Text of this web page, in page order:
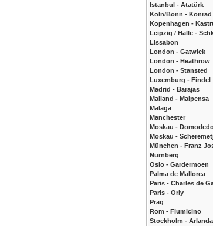
Istanbul - Atatürk
Köln/Bonn - Konrad
Kopenhagen -
Leipzig / Halle -
Lissabon
London - Gatwick
London - Heathrow
London - Stansted
Luxemburg - Findel
Madrid - Barajas
Mailand - Malpensa
Malaga
Manchester
Moskau -
Moskau -
München - Franz
Nürnberg
Oslo - Gardermoen
Palma de Mallorca
Paris - Charles de
Paris - Orly
Prag
Rom - Fiumicino
Stockholm - Arlanda